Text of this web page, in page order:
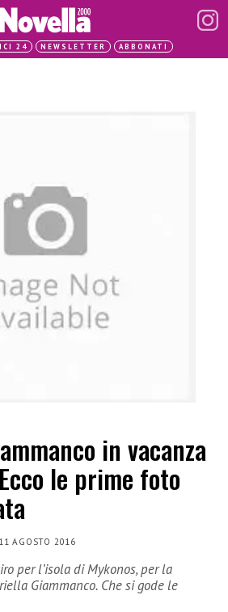
24 NEWSLETTER ABBONATI
in vacanza
le prime foto
11 AGOSTO 2016
per l’isola di Mykonos, per la
Giammanco. Che si gode le